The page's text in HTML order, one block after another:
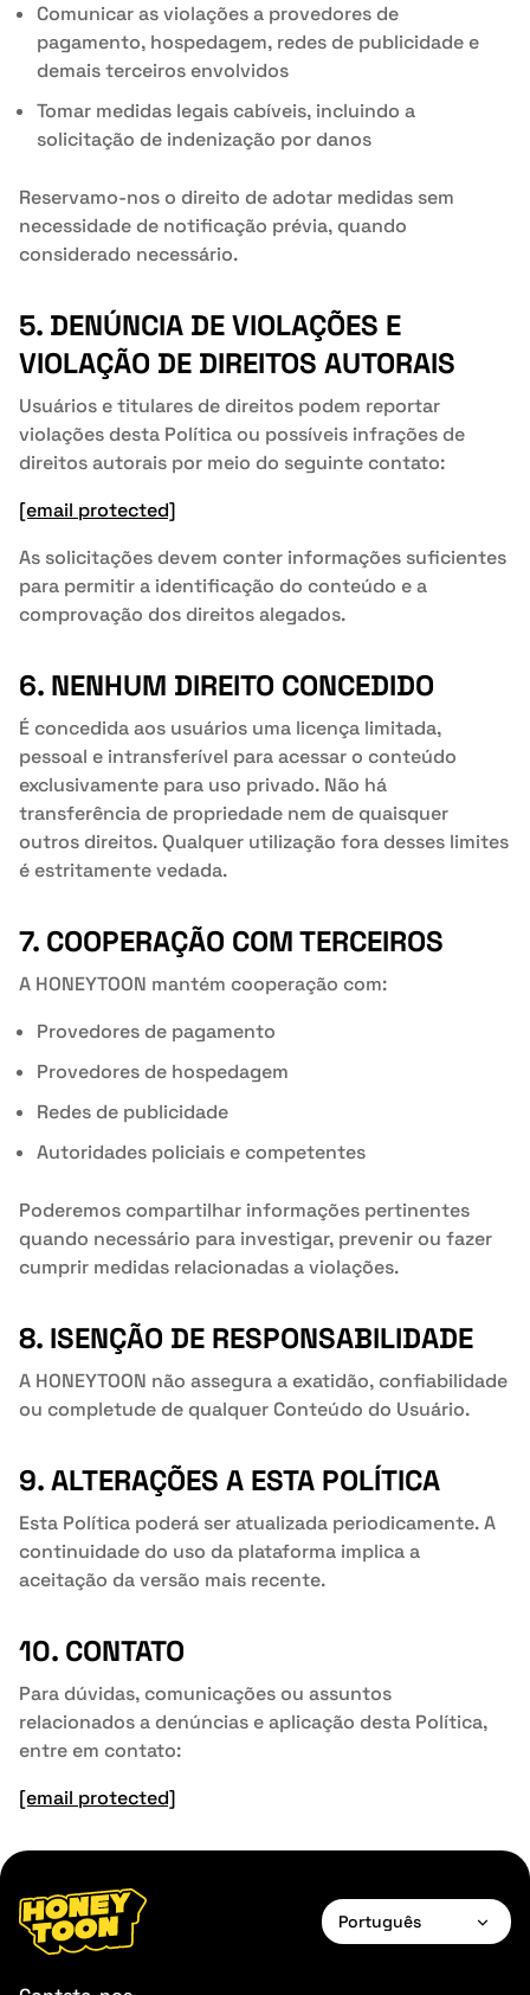
Comunicar as violações a provedores de
pagamento, hospedagem, redes de publicidade e
demais terceiros envolvidos
Tomar medidas legais cabíveis, incluindo a
solicitação de indenização por danos
Reservamo-nos o direito de adotar medidas sem
necessidade de notificação prévia, quando
considerado necessário.
5. DENÚNCIA DE VIOLAÇÕES E
VIOLAÇÃO DE DIREITOS AUTORAIS
Usuários e titulares de direitos podem reportar
violações desta Política ou possíveis infrações de
direitos autorais por meio do seguinte contato:
[email protected]
As solicitações devem conter informações suficientes
para permitir a identificação do conteúdo e a
comprovação dos direitos alegados.
6. NENHUM DIREITO CONCEDIDO
É concedida aos usuários uma licença limitada,
pessoal e intransferível para acessar o conteúdo
exclusivamente para uso privado. Não há
transferência de propriedade nem de quaisquer
outros direitos. Qualquer utilização fora desses limites
é estritamente vedada.
7. COOPERAÇÃO COM TERCEIROS
A HONEYTOON mantém cooperação com:
Provedores de pagamento
Provedores de hospedagem
Redes de publicidade
Autoridades policiais e competentes
Poderemos compartilhar informações pertinentes
quando necessário para investigar, prevenir ou fazer
cumprir medidas relacionadas a violações.
8. ISENÇÃO DE RESPONSABILIDADE
A HONEYTOON não assegura a exatidão, confiabilidade
ou completude de qualquer Conteúdo do Usuário.
9. ALTERAÇÕES A ESTA POLÍTICA
Esta Política poderá ser atualizada periodicamente. A
continuidade do uso da plataforma implica a
aceitação da versão mais recente.
10. CONTATO
Para dúvidas, comunicações ou assuntos
relacionados a denúncias e aplicação desta Política,
entre em contato:
[email protected]
Português